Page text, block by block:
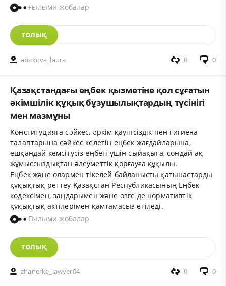
Ғылыми жобалар
ТОЛЫҚ
abakova_laura 0
0
Қазақстандағы еңбек қызметіне қол сұғатын
әкімшілік құқық бұзушылықтардың түсінігі
мен мазмұны
Конституцияға сәйкес, әркім қауіпсіздік пен гигиена
талаптарына сәйкес келетін еңбек жағдайларына,
ешқандай кемсітусіз еңбегі үшін сыйақыға, сондай-ақ
жұмыссыздықтан әлеуметтік қорғауға құқылы.
Еңбек және олармен тікелей байланысты қатынастарды
құқықтық реттеу Қазақстан Республикасының Еңбек
кодексімен, заңдарымен және өзге де нормативтік
құқықтық актілерімен қамтамасыз етіледі.
Ғылыми жобалар
ТОЛЫҚ
zhanerke_lawyer04 0
0